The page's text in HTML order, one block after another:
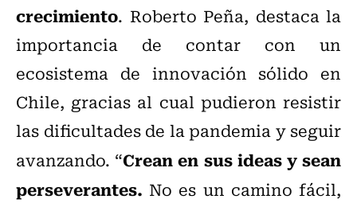
crecimiento. Roberto Peña, destaca la
importancia de contar con un
ecosistema de innovación sólido en
Chile, gracias al cual pudieron resistir
las dificultades de la pandemia y seguir
avanzando. “Crean en sus ideas y sean
perseverantes. No es un camino fácil,